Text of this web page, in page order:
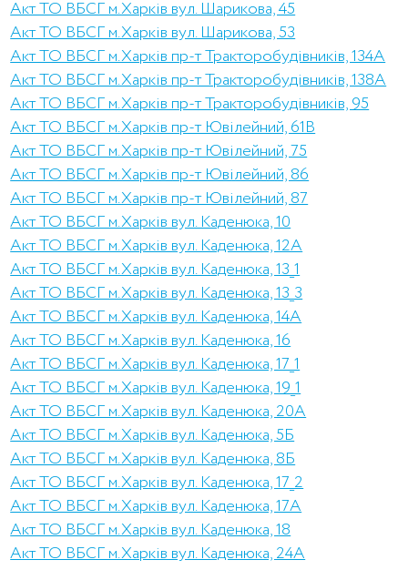
Акт ТО ВБСГ м.Харків вул. Шарикова, 45
Акт ТО ВБСГ м.Харків вул. Шарикова, 53
Акт ТО ВБСГ м.Харків пр-т Тракторобудівників, 134А
Акт ТО ВБСГ м.Харків пр-т Тракторобудівників, 138А
Акт ТО ВБСГ м.Харків пр-т Тракторобудівників, 95
Акт ТО ВБСГ м.Харків пр-т Ювілейний, 61В
Акт ТО ВБСГ м.Харків пр-т Ювілейний, 75
Акт ТО ВБСГ м.Харків пр-т Ювілейний, 86
Акт ТО ВБСГ м.Харків пр-т Ювілейний, 87
Акт ТО ВБСГ м.Харків вул. Каденюка, 10
Акт ТО ВБСГ м.Харків вул. Каденюка, 12А
Акт ТО ВБСГ м.Харків вул. Каденюка, 13_1
Акт ТО ВБСГ м.Харків вул. Каденюка, 13_3
Акт ТО ВБСГ м.Харків вул. Каденюка, 14А
Акт ТО ВБСГ м.Харків вул. Каденюка, 16
Акт ТО ВБСГ м.Харків вул. Каденюка, 17_1
Акт ТО ВБСГ м.Харків вул. Каденюка, 19_1
Акт ТО ВБСГ м.Харків вул. Каденюка, 20А
Акт ТО ВБСГ м.Харків вул. Каденюка, 5Б
Акт ТО ВБСГ м.Харків вул. Каденюка, 8Б
Акт ТО ВБСГ м.Харків вул. Каденюка, 17_2
Акт ТО ВБСГ м.Харків вул. Каденюка, 17А
Акт ТО ВБСГ м.Харків вул. Каденюка, 18
Акт ТО ВБСГ м.Харків вул. Каденюка, 24А